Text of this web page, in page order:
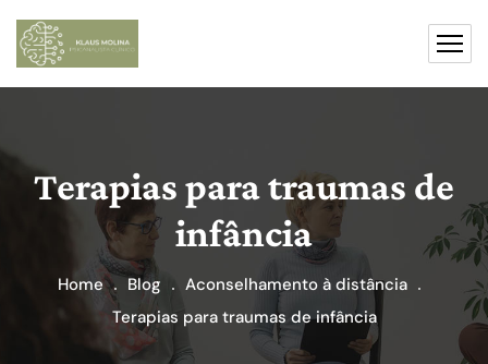
Terapias para traumas de
infância
Home Blog
Aconselhamento à distância
Terapias para traumas de infância